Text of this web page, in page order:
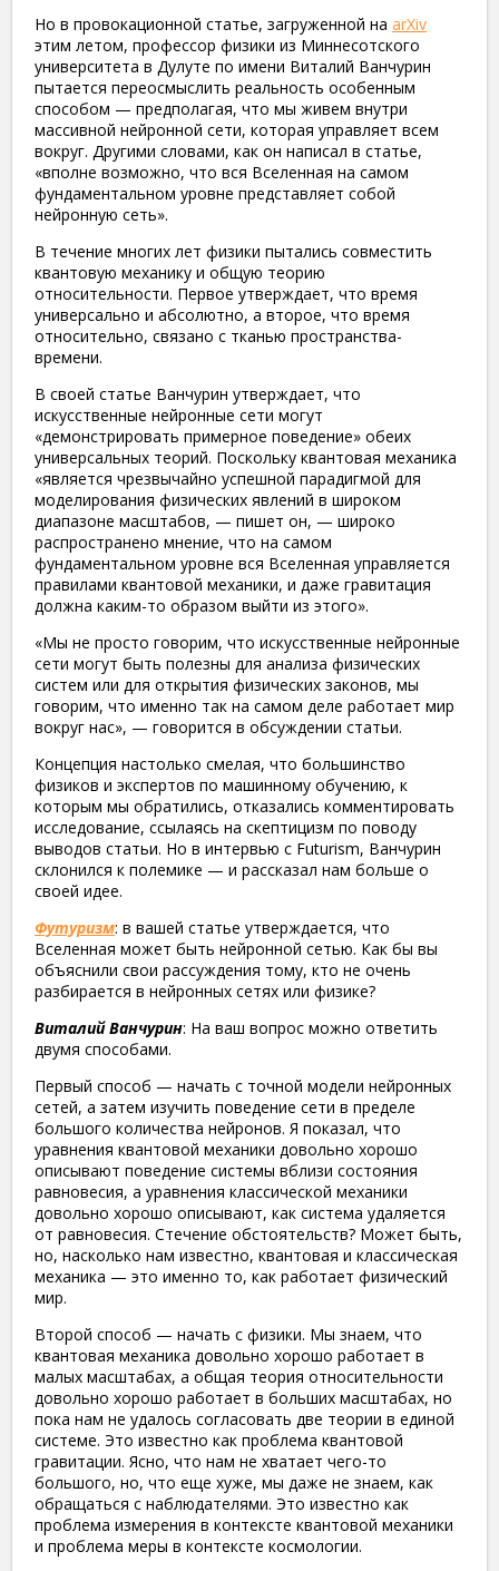
Но в провокационной статье, загруженной на arXiv
этим летом, профессор физики из Миннесотского
университета в Дулуте по имени Виталий Ванчурин
пытается переосмыслить реальность особенным
способом — предполагая, что мы живем внутри
массивной нейронной сети, которая управляет всем
вокруг. Другими словами, как он написал в статье,
«вполне возможно, что вся Вселенная на самом
фундаментальном уровне представляет собой
нейронную сеть».
В течение многих лет физики пытались совместить
квантовую механику и общую теорию
относительности. Первое утверждает, что время
универсально и абсолютно, а второе, что время
относительно, связано с тканью пространства-
времени.
В своей статье Ванчурин утверждает, что
искусственные нейронные сети могут
«демонстрировать примерное поведение» обеих
универсальных теорий. Поскольку квантовая механика
«является чрезвычайно успешной парадигмой для
моделирования физических явлений в широком
диапазоне масштабов, — пишет он, — широко
распространено мнение, что на самом
фундаментальном уровне вся Вселенная управляется
правилами квантовой механики, и даже гравитация
должна каким-то образом выйти из этого».
«Мы не просто говорим, что искусственные нейронные
сети могут быть полезны для анализа физических
систем или для открытия физических законов, мы
говорим, что именно так на самом деле работает мир
вокруг нас», — говорится в обсуждении статьи.
Концепция настолько смелая, что большинство
физиков и экспертов по машинному обучению, к
которым мы обратились, отказались комментировать
исследование, ссылаясь на скептицизм по поводу
выводов статьи. Но в интервью с Futurism, Ванчурин
склонился к полемике — и рассказал нам больше о
своей идее.
Футуризм: в вашей статье утверждается, что
Вселенная может быть нейронной сетью. Как бы вы
объяснили свои рассуждения тому, кто не очень
разбирается в нейронных сетях или физике?
Виталий Ванчурин: На ​​ваш вопрос можно ответить
двумя способами.
Первый способ — начать с точной модели нейронных
сетей, а затем изучить поведение сети в пределе
большого количества нейронов. Я показал, что
уравнения квантовой механики довольно хорошо
описывают поведение системы вблизи состояния
равновесия, а уравнения классической механики
довольно хорошо описывают, как система удаляется
от равновесия. Стечение обстоятельств? Может быть,
но, насколько нам известно, квантовая и классическая
механика — это именно то, как работает физический
мир.
Второй способ — начать с физики. Мы знаем, что
квантовая механика довольно хорошо работает в
малых масштабах, а общая теория относительности
довольно хорошо работает в больших масштабах, но
пока нам не удалось согласовать две теории в единой
системе. Это известно как проблема квантовой
гравитации. Ясно, что нам не хватает чего-то
большого, но, что еще хуже, мы даже не знаем, как
обращаться с наблюдателями. Это известно как
проблема измерения в контексте квантовой механики
и проблема меры в контексте космологии.